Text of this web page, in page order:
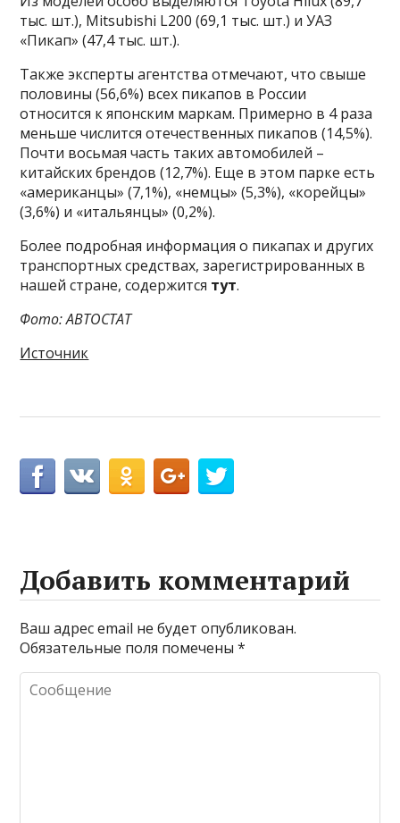
тыс. шт.), Mitsubishi L200 (69,1 тыс. шт.) и УАЗ
«Пикап» (47,4 тыс. шт.).
Также эксперты агентства отмечают, что свыше
половины (56,6%) всех пикапов в России
относится к японским маркам. Примерно в 4 раза
меньше числится отечественных пикапов (14,5%).
Почти восьмая часть таких автомобилей –
китайских брендов (12,7%). Еще в этом парке есть
«американцы» (7,1%), «немцы» (5,3%), «корейцы»
(3,6%) и «итальянцы» (0,2%).
Более подробная информация о пикапах и других
транспортных средствах, зарегистрированных в
нашей стране, содержится тут.
Фото: АВТОСТАТ
Источник
Добавить комментарий
Ваш адрес email не будет опубликован.
Обязательные поля помечены*